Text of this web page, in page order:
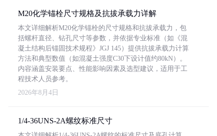
M20化学锚栓尺寸规格及抗拔承载力详解
本文详细解析M20化学锚栓的尺寸规格和抗拔承载力，包
括螺杆直径、钻孔尺寸等参数，并依据专业标准（如《混
凝土结构后锚固技术规程》JGJ 145）提供抗拔承载力计算
方法和典型数值（如混凝土强度C30下设计值约80kN）。
内容涵盖安装要点、性能影响因素及选型建议，适用于工
程技术人员参考。
2026年8月4日
1/4-36UNS-2A螺纹标准尺寸